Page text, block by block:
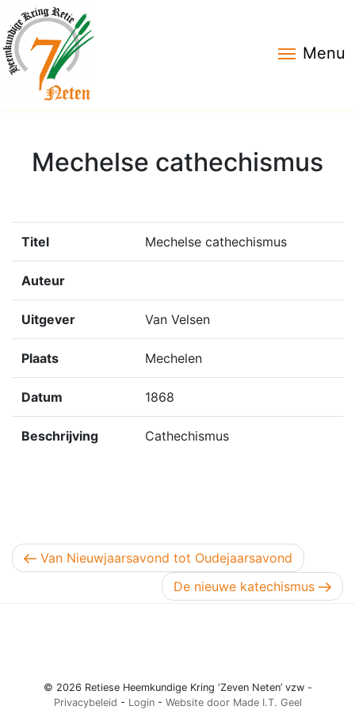
Menu
Mechelse cathechismus
Titel Mechelse cathechismus
Auteur
Uitgever Van Velsen
Plaats Mechelen
Datum 1868
Beschrijving Cathechismus
Berichtnavigatie
Vorig bericht
Van Nieuwjaarsavond tot Oudejaarsavond
Volgend bericht
De nieuwe katechismus
© 2026 Retiese Heemkundige Kring ‘Zeven Neten’ vzw -
Privacybeleid - Login- Website door Made I.T. Geel